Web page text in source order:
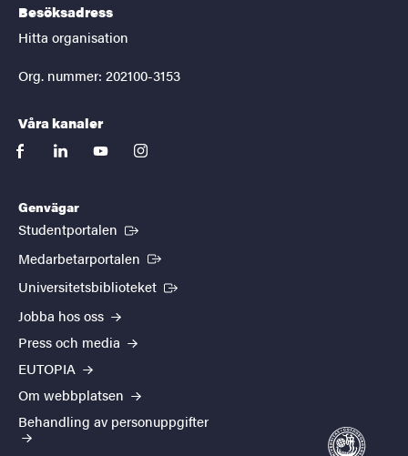
Besöksadress
Hitta organisation
Org. nummer: 202100-3153
Våra kanaler
facebooklinkedinyoutubeinstagram
Genvägar
Studentportalen (Extern länk)
Medarbetarportalen (Extern länk)
Universitetsbiblioteket (Extern länk)
Jobba hos oss
Press och media
EUTOPIA
Om webbplatsen
Behandling av personuppgifter